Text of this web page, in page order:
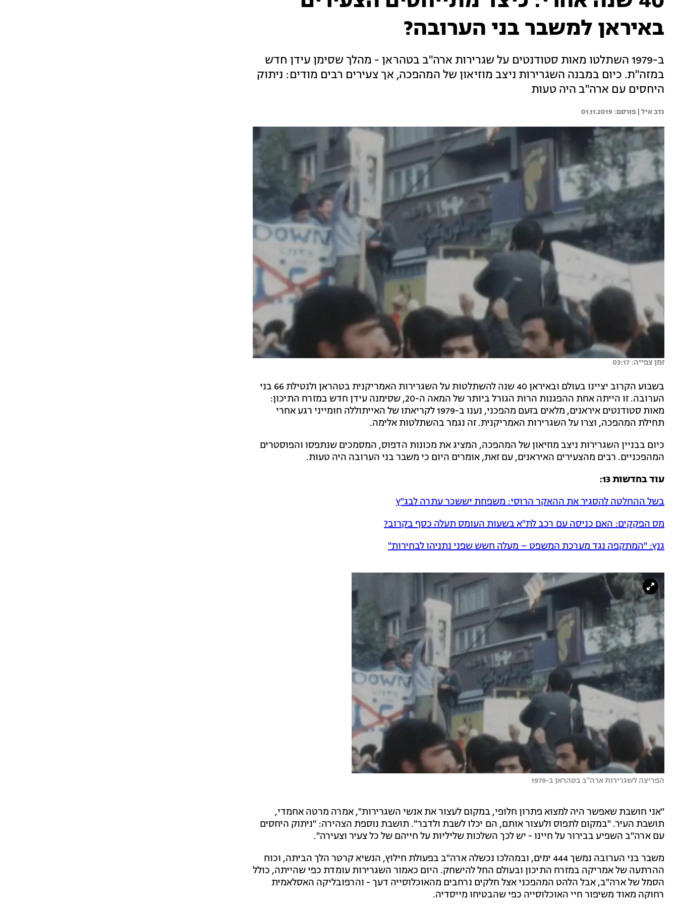
באיראן למשבר בני הערובה?
ב-1979 השתלטו מאות סטודנטים על שגרירות ארה"ב בטהראן - מהלך שסימן עידן חדש
במזה"ת. כיום במבנה השגרירות ניצב מוזיאון של המהפכה, אך צעירים רבים מודים: ניתוק
היחסים עם ארה"ב היה טעות
נדב איל | 01.11.2019
זמן צפייה: 03:17
בשבוע הקרוב יציינו בעולם ובאיראן 40 שנה להשתלטות על השגרירות האמריקנית בטהראן ולנטילת 66 בני
הערובה. זו הייתה אחת ההפגנות הרות הגורל ביותר של המאה ה-20, שסימנה עידן חדש במזרח התיכון:
מאות סטודנטים איראנים, מלאים בזעם מהפכני, נענו ב-1979 לקריאתו של האייתוללה חומייני רגע אחרי
תחילת המהפכה, וצרו על השגרירות האמריקנית. זה נגמר בהשתלטות אלימה.
כיום בבניין השגרירות ניצב מוזיאון של המהפכה, המציג את מכונות הדפוס, המסמכים שנתפסו והפוסטרים
המהפכניים. רבים מהצעירים האיראנים, עם זאת, אומרים היום כי משבר בני הערובה היה טעות.
עוד בחדשות 13:
בשל ההחלטה להסגיר את ההאקר הרוסי: משפחת יששכר עתרה לבג"ץ
מס הפקקים: האם כניסה עם רכב לת"א בשעות העומס תעלה כסף בקרוב?
גנץ: "המתקפה נגד מערכת המשפט – מעלה חשש שפני נתניהו לבחירות"
הפריצה לשגרירות ארה''ב בטהראן ב-1979
"אני חושבת שאפשר היה למצוא פתרון חלופי, במקום לעצור את אנשי השגרירות", אמרה מרטה אחמדי,
תושבת העיר. "במקום לתפוס ולעצור אותם, הם יכלו לשבת ולדבר". תושבת נוספת הצהירה: "ניתוק היחסים
עם ארה"ב השפיע בבירור על חיינו - יש לכך השלכות שליליות על חייהם של כל צעיר וצעירה".
משבר בני הערובה נמשך 444 ימים, ובמהלכו נכשלה ארה"ב בפעולת חילוץ, הנשיא קרטר הלך הביתה, וכוח
ההרתעה של אמריקה במזרח התיכון ובעולם החל להישחק. היום כאמור השגרירות עומדת כפי שהייתה, כולל
הסמל של ארה"ב, אבל הלהט המהפכני אצל חלקים נרחבים מהאוכלוסייה דעך - והרפובליקה האסלאמית
רחוקה מאוד משיפור חיי האוכלוסייה כפי שהבטיחו מייסדיה.